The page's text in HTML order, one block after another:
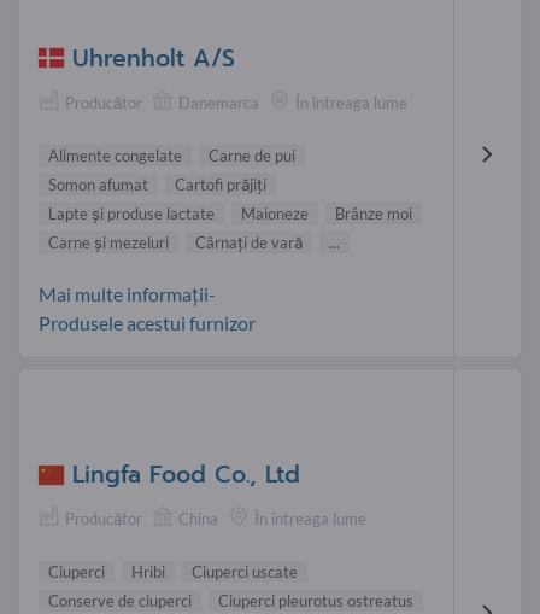
Uhrenholt A/S
Producător Danemarca În întreaga lume
Alimente congelate
Carne de pui
Somon afumat
Cartofi prăjiţi
Lapte şi produse lactate
Maioneze
Brânze moi
Carne şi mezeluri
Cârnați de vară ...
Mai multe informații-
Produsele acestui furnizor
Lingfa Food Co., Ltd
Producător China În întreaga lume
Ciuperci Hribi
Ciuperci uscate
Conserve de ciuperci
Ciuperci pleurotus ostreatus